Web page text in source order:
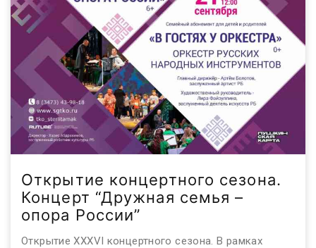
Открытие концертного сезона.
Концерт “Дружная семья –
опора России”
Открытие XXXVI концертного сезона. В рамках